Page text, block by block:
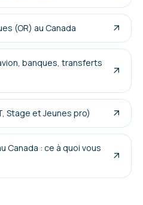
(OR) au Canada
banques, transferts
Stage et Jeunes pro)
Canada : ce à quoi vous